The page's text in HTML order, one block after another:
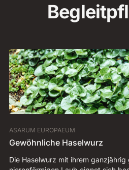
ASARUM EUROPAEUM
Gewöhnliche Haselwurz
Die Haselwurz mit ihrem ganzjährig